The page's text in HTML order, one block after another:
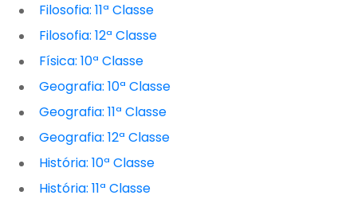
Filosofia: 11ª Classe
Filosofia: 12ª Classe
Física: 10ª Classe
Geografia: 10ª Classe
Geografia: 11ª Classe
Geografia: 12ª Classe
História: 10ª Classe
História: 11ª Classe